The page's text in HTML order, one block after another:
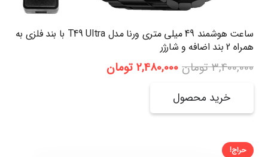
ساعت هوشمند 49 میلی متری ورنا مدل T49 Ultra با بند فلزی به
همراه 2 بند اضافه و شارژر
3,400,000 تومان قیمت
بود.
2,480,000 تومان
خرید محصول
حراج!